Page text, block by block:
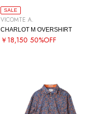
SALE
VICOMTE A.
CHARLOT M OVERSHIRT
￥18,150 50%OFF